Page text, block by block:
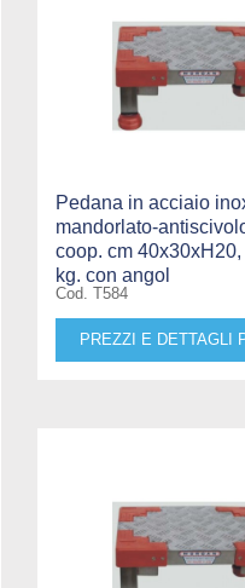
Pedana in acciaio
mandorlato-
coop. cm
kg. con angol
Cod. T584
PREZZI E DETTAGLI